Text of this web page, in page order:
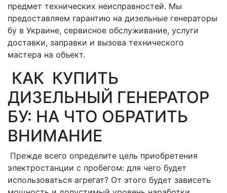
предмет технических неисправностей. Мы
предоставляем гарантию на дизельные генераторы
бу в Украине, сервисное обслуживание, услуги
доставки, заправки и вызова технического
мастера на объект.
КАК КУПИТЬ
ДИЗЕЛЬНЫЙ ГЕНЕРАТОР
БУ: НА ЧТО ОБРАТИТЬ
ВНИМАНИЕ
Прежде всего определите цель приобретения
электростанции с пробегом: для чего будет
использоваться агрегат? От этого будет зависеть